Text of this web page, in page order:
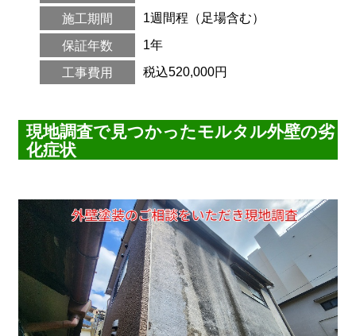
施工期間 1週間程（足場含む）
保証年数 1年
工事費用 税込520,000円
現地調査で見つかったモルタル外壁の劣
化症状